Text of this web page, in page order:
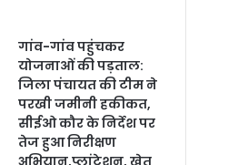
गांव-गांव पहुंचकर
योजनाओं की पड़ताल:
जिला पंचायत की टीम ने
परखी जमीनी हकीकत,
सीईओ कौर के निर्देश पर
तेज हुआ निरीक्षण
अभियान,प्लांटेशन, खेत